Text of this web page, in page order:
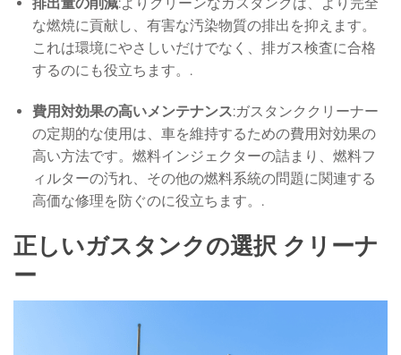
な燃焼に貢献し、有害な汚染物質の排出を抑えます。
これは環境にやさしいだけでなく、排ガス検査に合格
するのにも役立ちます。.
費用対効果の高いメンテナンス:ガスタンククリーナー
の定期的な使用は、車を維持するための費用対効果の
高い方法です。燃料インジェクターの詰まり、燃料フ
ィルターの汚れ、その他の燃料系統の問題に関連する
高価な修理を防ぐのに役立ちます。.
正しいガスタンクの選択 クリーナ
ー